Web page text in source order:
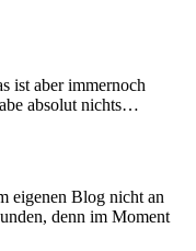
ist aber immernoch
absolut nichts…
eigenen Blog nicht an
denn im Moment